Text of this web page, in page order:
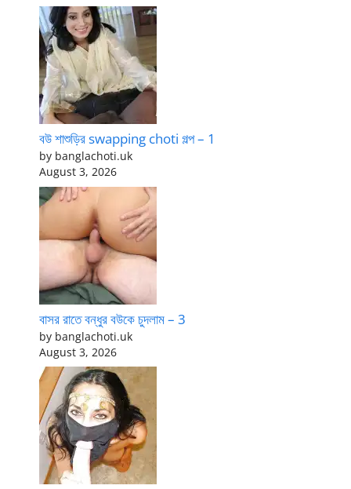
বউ শাশুড়ির swapping choti গল্প – 1
by banglachoti.uk
August 3, 2026
বাসর রাতে বন্ধুর বউকে চুদলাম – 3
by banglachoti.uk
August 3, 2026